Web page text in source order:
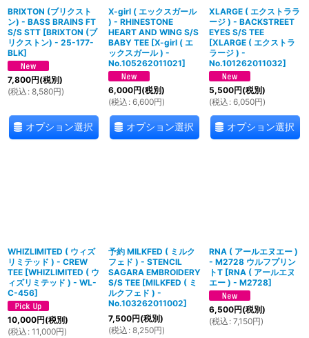
BRIXTON (ブリクスト
ン) - BASS BRAINS FT
S/S STT [BRIXTON (ブ
リクストン) - 25-177-
BLK]
7,800円(税別)
(税込 : 8,580円)
オプション選択
X-girl ( エックスガール
) - RHINESTONE
HEART AND WING S/S
BABY TEE [X-girl ( エ
ックスガール ) -
No.105262011021]
6,000円(税別)
(税込 : 6,600円)
オプション選択
XLARGE ( エクストララ
ージ ) - BACKSTREET
EYES S/S TEE
[XLARGE ( エクストラ
ラージ ) -
No.101262011032]
5,500円(税別)
(税込 : 6,050円)
オプション選択
WHIZLIMITED ( ウィズ
リミテッド ) - CREW
TEE [WHIZLIMITED ( ウ
ィズリミテッド ) - WL-
C-456]
10,000円(税別)
(税込 : 11,000円)
予約 MILKFED ( ミルク
フェド ) - STENCIL
SAGARA EMBROIDERY
S/S TEE [MILKFED ( ミ
ルクフェド ) -
No.103262011002]
7,500円(税別)
(税込 : 8,250円)
RNA ( アールエヌエー )
- M2728 ウルフプリン
トT [RNA ( アールエヌ
エー ) - M2728]
6,500円(税別)
(税込 : 7,150円)